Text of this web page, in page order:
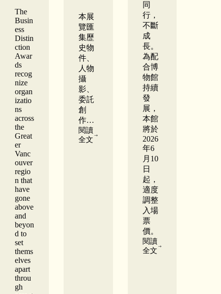
The
Busin
ess
Distin
ction
Awar
ds
recog
nize
organ
izatio
ns
across
the
Great
er
Vanc
ouver
regio
n that
have
gone
above
and
beyon
d to
set
thems
elves
apart
throu
gh
本展
覽匯
集歷
史物
件、
人物
攝
影、
委託
創
作…
閱讀
全文
華
同
行，
不斷
成
長。
為配
合博
物館
持續
發
展，
本館
將於
2026
年6
月10
日
起，
適度
調整
入場
票
價。
閱讀
全文
入